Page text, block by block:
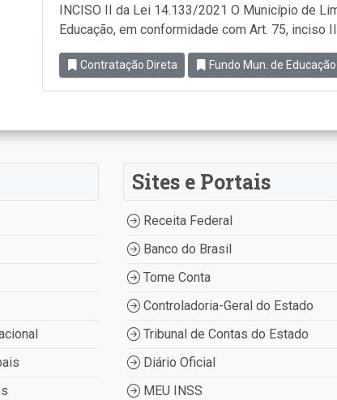
INCISO II da Lei 14.133/2021 O Município de
Educação, em conformidade com Art. 75, inciso
Contratação Direta Fundo Mun. de Educação
Sites e Portais
Receita Federal
Banco do Brasil
Tome Conta
Controladoria-Geral do Estado
Tribunal de Contas do Estado
Diário Oficial
MEU INSS